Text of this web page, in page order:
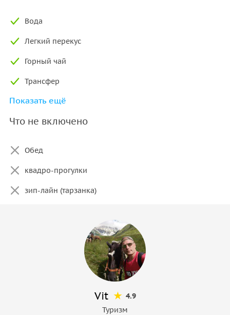
Вода
Легкий перекус
Горный чай
Трансфер
Опытный гид
Показать ещё
Что не включено
Обед
квадро-прогулки
зип-лайн (тарзанка)
Vit
4.9
Туризм